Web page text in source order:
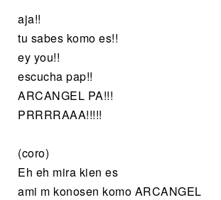
aja!!
tu sabes komo es!!
ey you!!
escucha pap!!
ARCANGEL PA!!!
PRRRRAAA!!!!!
(coro)
Eh eh mira kien es
ami m konosen komo ARCANGEL